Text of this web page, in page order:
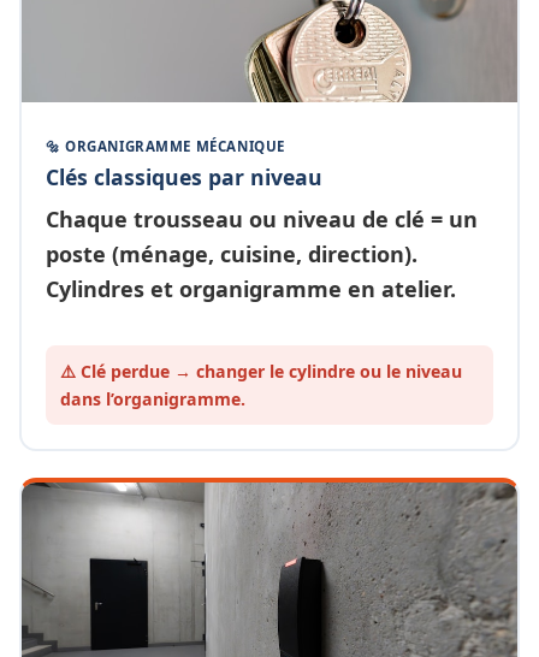
🔩 ORGANIGRAMME MÉCANIQUE
Clés classiques par niveau
Chaque trousseau ou niveau de clé = un
poste (ménage, cuisine, direction).
Cylindres et organigramme en atelier.
⚠️ Clé perdue → changer le cylindre ou le niveau
dans l’organigramme.